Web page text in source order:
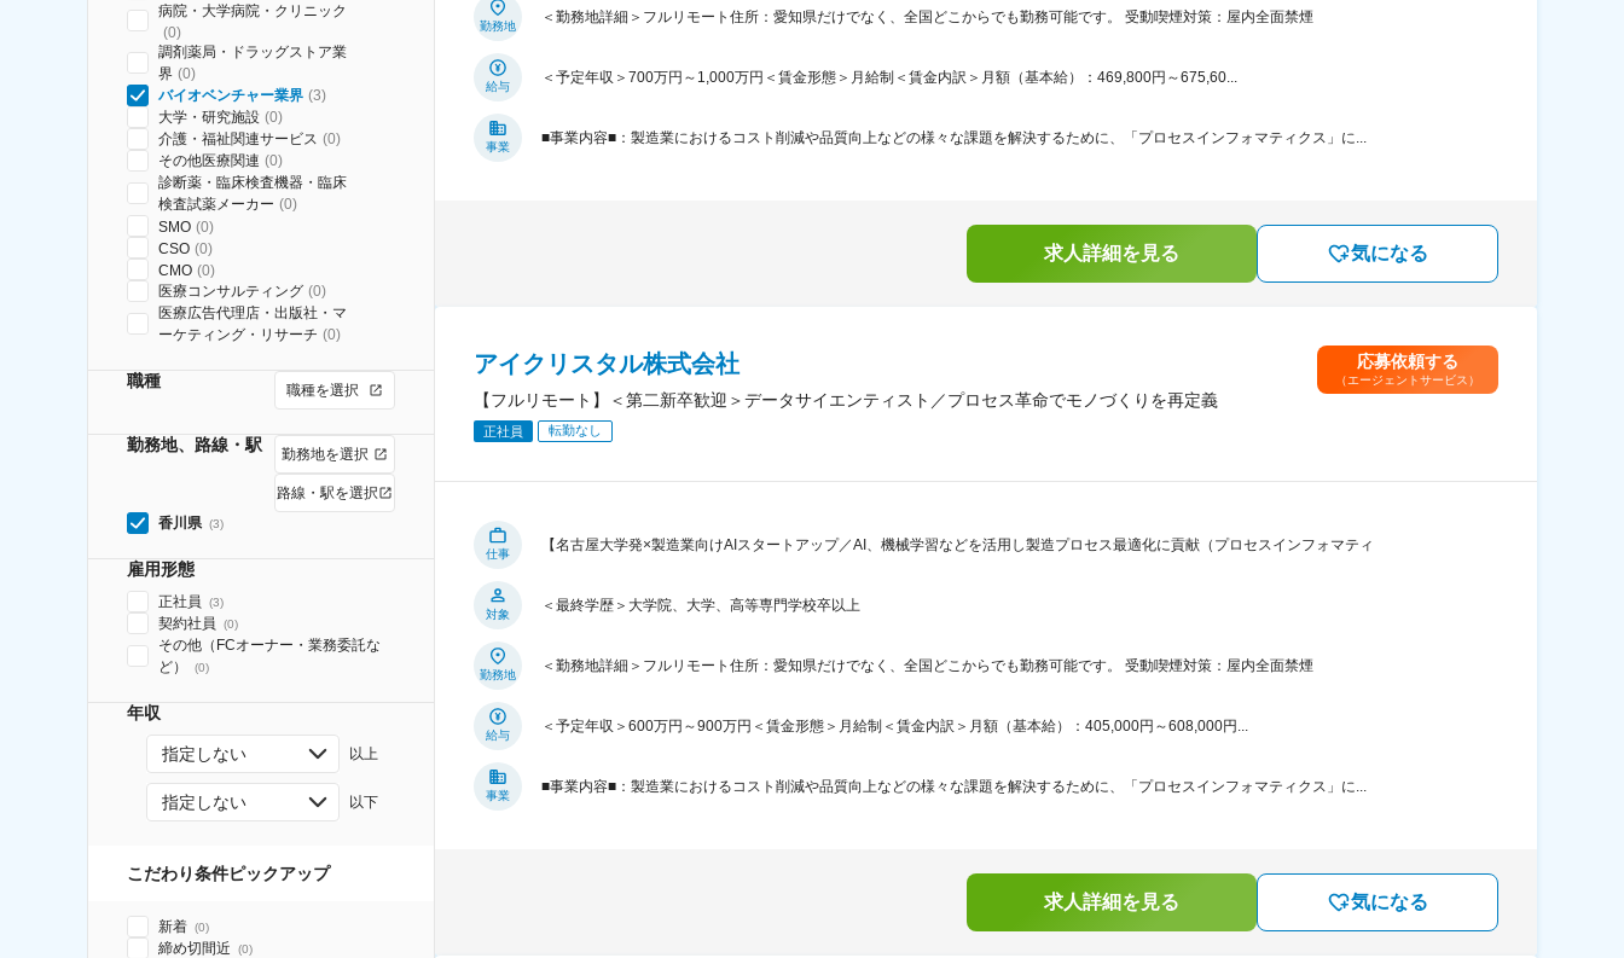
病院・大学病院・クリニック
(0)
調剤薬局・ドラッグストア業
界 (0)
バイオベンチャー業界 (3)
大学・研究施設 (0)
介護・福祉関連サービス (0)
その他医療関連 (0)
診断薬・臨床検査機器・臨床
検査試薬メーカー (0)
SMO (0)
CSO (0)
CMO (0)
医療コンサルティング (0)
医療広告代理店・出版社・マ
ーケティング・リサーチ (0)
職種 職種を選択
勤務地、路線・駅 勤務地を選択
路線・駅を選択
香川県 (3)
雇用形態
正社員 (3)
契約社員 (0)
その他（FCオーナー・業務委託な
ど）
(0)
年収
指定しない 以上
指定しない 以下
こだわり条件ピックアップ
新着 (0)
締め切間近 (0)
勤務地
＜勤務地詳細＞フルリモート住所：愛知県だけでなく、全国どこからでも勤務可能です。 受動喫煙対策：屋内全面禁煙
給与
＜予定年収＞700万円～1,000万円＜賃金形態＞月給制＜賃金内訳＞月額（基本給）：469,800円～675,60...
事業
■事業内容■：製造業におけるコスト削減や品質向上などの様々な課題を解決するために、「プロセスインフォマティクス」に...
求人詳細を見る 気になる
アイクリスタル株式会社
【フルリモート】＜第二新卒歓迎＞データサイエンティスト／プロセス革命でモノづくりを再定義
正社員 転勤なし
応募依頼する
（エージェントサービス）
仕事
【名古屋大学発×製造業向けAIスタートアップ／AI、機械学習などを活用し製造プロセス最適化に貢献（プロセスインフォマティ
対象
＜最終学歴＞大学院、大学、高等専門学校卒以上
勤務地
＜勤務地詳細＞フルリモート住所：愛知県だけでなく、全国どこからでも勤務可能です。 受動喫煙対策：屋内全面禁煙
給与
＜予定年収＞600万円～900万円＜賃金形態＞月給制＜賃金内訳＞月額（基本給）：405,000円～608,000円...
事業
■事業内容■：製造業におけるコスト削減や品質向上などの様々な課題を解決するために、「プロセスインフォマティクス」に...
求人詳細を見る 気になる